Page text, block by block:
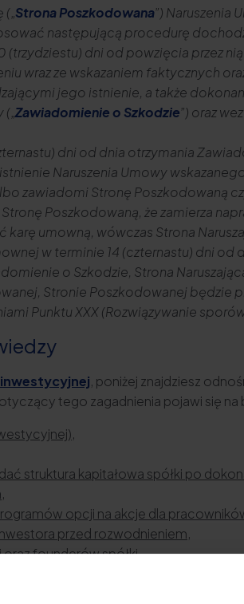
Strona Poszkodowana”) Naruszenia
następującą procedurę
(trzydziestu) dni od powzięcia przez
wraz ze wskazaniem faktycznych
jego istnienie, a także
Zawiadomienie o Szkodzie”) oraz
dni od dnia otrzymania
Naruszenia Umowy
zawiadomi Stronę Poszkodowaną
Poszkodowaną, że zamierza
karę umowną, wówczas Strona
w terminie 14 (czternastu) dni
o Szkodzie, Strona
Stronie Poszkodowanej będzie
Punktu XXX (Rozwiązywanie
, poniżej znajdziesz
tego zagadnienia pojawi się na
struktura kapitałowa spółki po
opcji na akcje dla
przed rozwodnieniem,
oraz founderów spółki,
funkcjonowania walnego